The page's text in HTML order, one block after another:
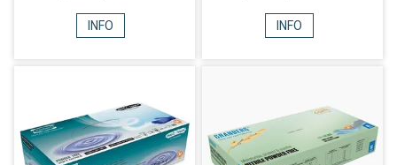
INFO INFO